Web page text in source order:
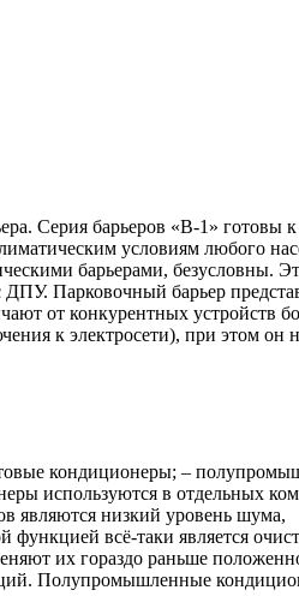
Серия барьеров «В-1» готовы к
условиям любого
барьерами, безусловны.
ДПУ. Парковочный барьер
от конкурентных устройств
к электросети), при этом он
кондиционеры; –
используются в отдельных
являются низкий уровень шума,
всё-таки является
их гораздо раньше
Полупромышленные